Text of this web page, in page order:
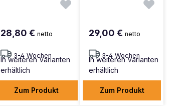
28,80 €netto
3-4 Wochen
In weiteren Varianten
erhältlich
Zum Produkt
29,00 €netto
3-4 Wochen
In weiteren Varianten
erhältlich
Zum Produkt